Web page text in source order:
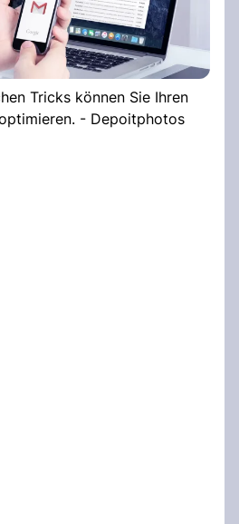
Tricks können Sie Ihren
- Depoitphotos